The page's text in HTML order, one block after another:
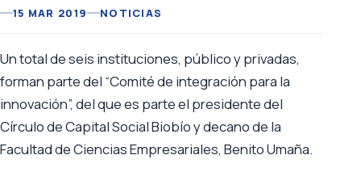
15 MAR 2019 NOTICIAS
Un total de seis instituciones, público y privadas,
forman parte del “Comité de integración para la
innovación”, del que es parte el presidente del
Círculo de Capital Social Biobío y decano de la
Facultad de Ciencias Empresariales, Benito Umaña.